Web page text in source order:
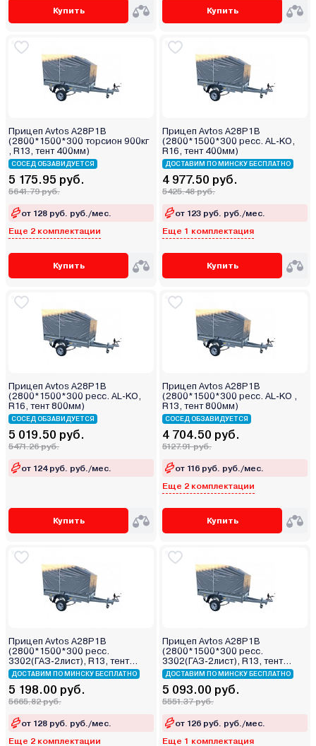
Купить Купить
Прицеп Avtos A28P1B
(2800*1500*300 торсион 900кг
, R13, тент 400мм)
СОСЕД ОБЗАВИДУЕТСЯ
5 175.95 руб.
5641.79 руб.
от 128 руб. руб./мес.
Еще 2 комплектации
Купить
Прицеп Avtos A28P1B
(2800*1500*300 ресс. AL-KO,
R16, тент 400мм)
ДОСТАВИМ ПО МИНСКУ БЕСПЛАТНО
4 977.50 руб.
5425.48 руб.
от 123 руб. руб./мес.
Еще 1 комплектация
Купить
Прицеп Avtos A28P1B
(2800*1500*300 ресс. AL-KO,
R16, тент 800мм)
СОСЕД ОБЗАВИДУЕТСЯ
5 019.50 руб.
5471.26 руб.
от 124 руб. руб./мес.
Купить
Прицеп Avtos A28P1B
(2800*1500*300 ресс. AL-KO ,
R13, тент 800мм)
СОСЕД ОБЗАВИДУЕТСЯ
4 704.50 руб.
5127.91 руб.
от 116 руб. руб./мес.
Еще 2 комплектации
Купить
Прицеп Avtos A28P1B
(2800*1500*300 ресс.
3302(ГАЗ-2лист), R13, тент
800мм)
ДОСТАВИМ ПО МИНСКУ БЕСПЛАТНО
5 198.00 руб.
5665.82 руб.
от 128 руб. руб./мес.
Еще 2 комплектации
Прицеп Avtos A28P1B
(2800*1500*300 ресс.
3302(ГАЗ-2лист), R13, тент
400мм)
ДОСТАВИМ ПО МИНСКУ БЕСПЛАТНО
5 093.00 руб.
5551.37 руб.
от 126 руб. руб./мес.
Еще 1 комплектация